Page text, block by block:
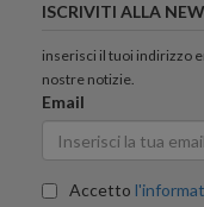
ISCRIVITI ALLA
inserisci il tuoi indirizzo
nostre notizie.
Email
Accetto